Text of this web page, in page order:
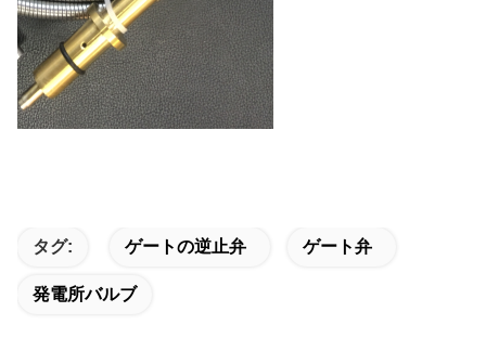
タグ: ゲートの逆止弁 ゲート弁
発電所バルブ